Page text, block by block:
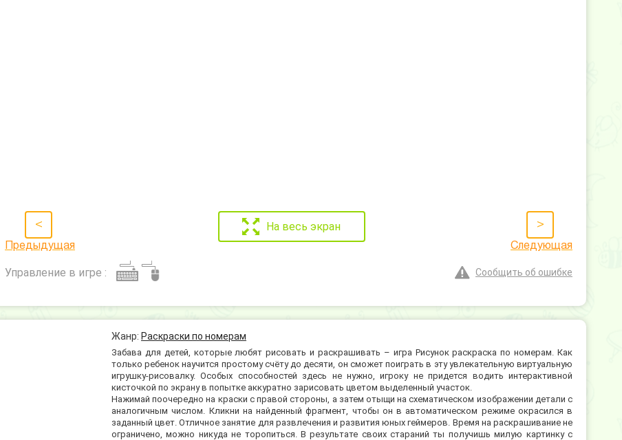
<
Предыдущая
На весь экран >
Следующая
Управление в игре : Сообщить об ошибке
Жанр: Раскраски по номерам
Забава для детей, которые любят рисовать и раскрашивать – игра Рисунок раскраска по номерам. Как
только ребенок научится простому счёту до десяти, он сможет поиграть в эту увлекательную виртуальную
игрушку-рисовалку. Особых способностей здесь не нужно, игроку не придется водить интерактивной
кисточкой по экрану в попытке аккуратно зарисовать цветом выделенный участок.
Нажимай поочередно на краски с правой стороны, а затем отыщи на схематическом изображении детали с
аналогичным числом. Кликни на найденный фрагмент, чтобы он в автоматическом режиме окрасился в
заданный цвет. Отличное занятие для развлечения и развития юных геймеров. Время на раскрашивание не
ограничено, можно никуда не торопиться. В результате своих стараний ты получишь милую картинку с